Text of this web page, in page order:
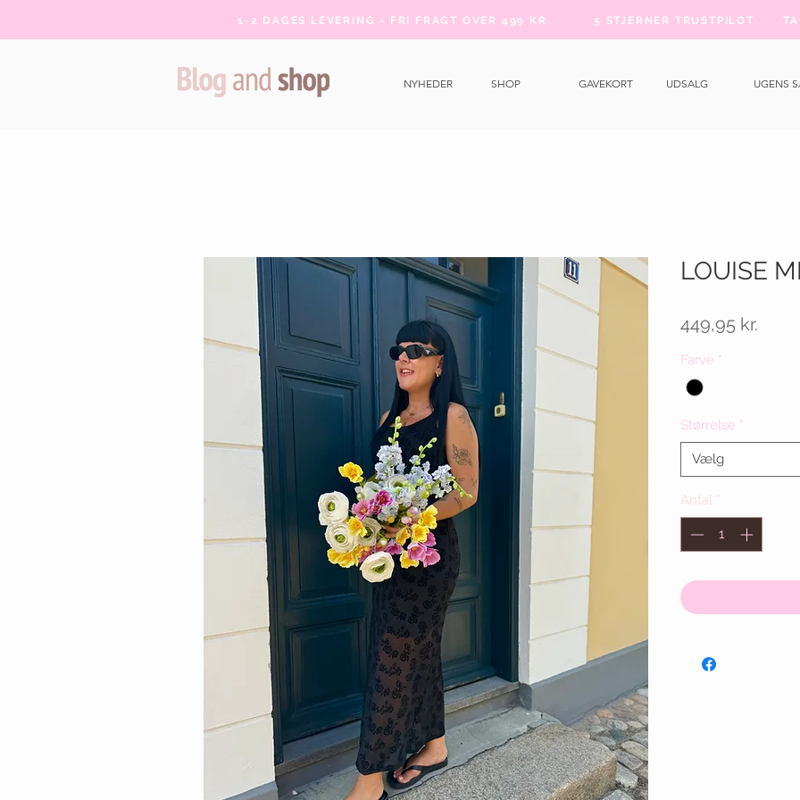
1-2 DAGES LEVERING - FRI FRAGT OVER 499 KR. 5 STJERNER TRUSTPILOT
NYHEDER SHOP GAVEKORT UDSALG UGENS
LOUISE
449,95 kr.
Farve *
Størrelse *
Vælg
Antal *